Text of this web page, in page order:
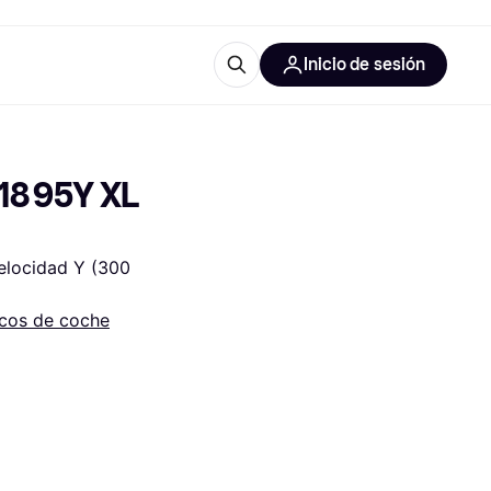
Inicio de sesión
95Y XL
Y (300
de coche